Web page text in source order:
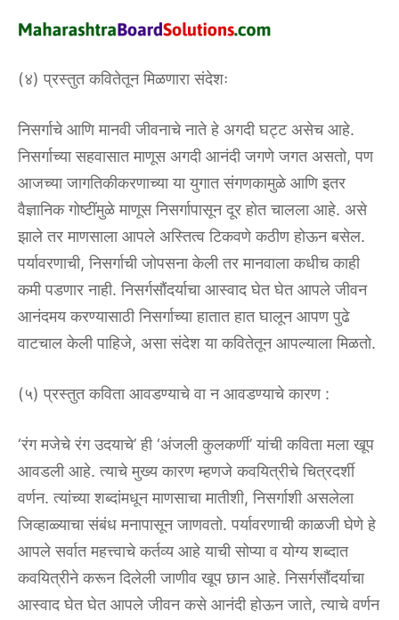
(४) प्रस्तुत कवितेतून मिळणारा संदेशः
निसर्गाचे आणि मानवी जीवनाचे नाते हे अगदी घट्ट असेच आहे.
निसर्गाच्या सहवासात माणूस अगदी आनंदी जगणे जगत असतो, पण
आजच्या जागतिकीकरणाच्या या युगात संगणकामुळे आणि इतर
वैज्ञानिक गोष्टींमुळे माणूस निसर्गापासून दूर होत चालला आहे. असे
झाले तर माणसाला आपले अस्तित्व टिकवणे कठीण होऊन बसेल.
पर्यावरणाची, निसर्गाची जोपसना केली तर मानवाला कधीच काही
कमी पडणार नाही. निसर्गसौंदर्याचा आस्वाद घेत घेत आपले जीवन
आनंदमय करण्यासाठी निसर्गाच्या हातात हात घालून आपण पुढे
वाटचाल केली पाहिजे, असा संदेश या कवितेतून आपल्याला मिळतो.
(५) प्रस्तुत कविता आवडण्याचे वा न आवडण्याचे कारण :
‘रंग मजेचे रंग उदयाचे’ ही ‘अंजली कुलकर्णी’ यांची कविता मला खूप
आवडली आहे. त्याचे मुख्य कारण म्हणजे कवयित्रीचे चित्रदर्शी
वर्णन. त्यांच्या शब्दांमधून माणसाचा मातीशी, निसर्गाशी असलेला
जिव्हाळ्याचा संबंध मनापासून जाणवतो. पर्यावरणाची काळजी घेणे हे
आपले सर्वात महत्त्वाचे कर्तव्य आहे याची सोप्या व योग्य शब्दात
कवयित्रीने करून दिलेली जाणीव खूप छान आहे. निसर्गसौंदर्याचा
आस्वाद घेत घेत आपले जीवन कसे आनंदी होऊन जाते, त्याचे वर्णन